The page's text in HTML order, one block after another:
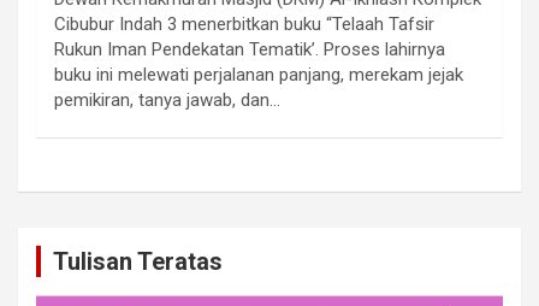
Cibubur Indah 3 menerbitkan buku “Telaah Tafsir
Rukun Iman Pendekatan Tematik’. Proses lahirnya
buku ini melewati perjalanan panjang, merekam jejak
pemikiran, tanya jawab, dan…
Tulisan Teratas